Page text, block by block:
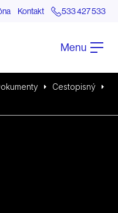
Kontakt 533 427 533
Menu
Cestopisný